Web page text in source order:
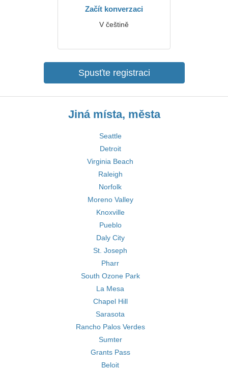
Začít konverzaci
V češtině
Spusťte registraci
Jiná místa, města
Seattle
Detroit
Virginia Beach
Raleigh
Norfolk
Moreno Valley
Knoxville
Pueblo
Daly City
St. Joseph
Pharr
South Ozone Park
La Mesa
Chapel Hill
Sarasota
Rancho Palos Verdes
Sumter
Grants Pass
Beloit